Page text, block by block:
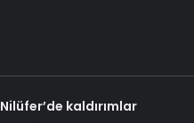
Nilüfer’de kaldırımlar